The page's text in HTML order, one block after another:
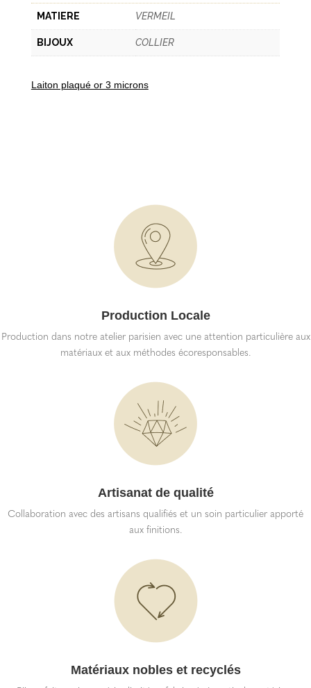
MATIERE VERMEIL
BIJOUX COLLIER
Laiton plaqué or 3 microns
Production Locale
Production dans notre atelier parisien avec une attention particulière aux
matériaux et aux méthodes écoresponsables.
Artisanat de qualité
Collaboration avec des artisans qualifiés et un soin particulier apporté
aux finitions.
Matériaux nobles et recyclés